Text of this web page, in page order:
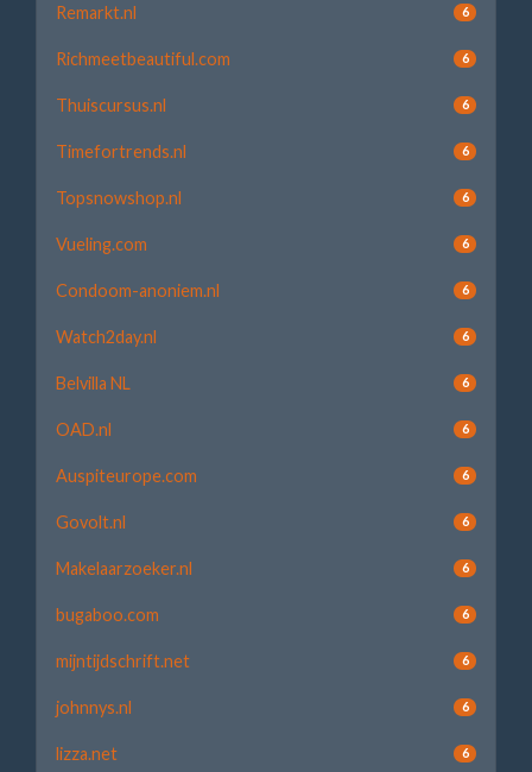
Remarkt.nl 6
Richmeetbeautiful.com 6
Thuiscursus.nl 6
Timefortrends.nl 6
Topsnowshop.nl 6
Vueling.com 6
Condoom-anoniem.nl 6
Watch2day.nl 6
Belvilla NL 6
OAD.nl 6
Auspiteurope.com 6
Govolt.nl 6
Makelaarzoeker.nl 6
bugaboo.com 6
mijntijdschrift.net 6
johnnys.nl 6
lizza.net 6